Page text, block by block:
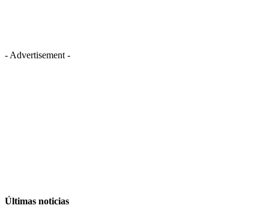
- Advertisement -
Últimas noticias